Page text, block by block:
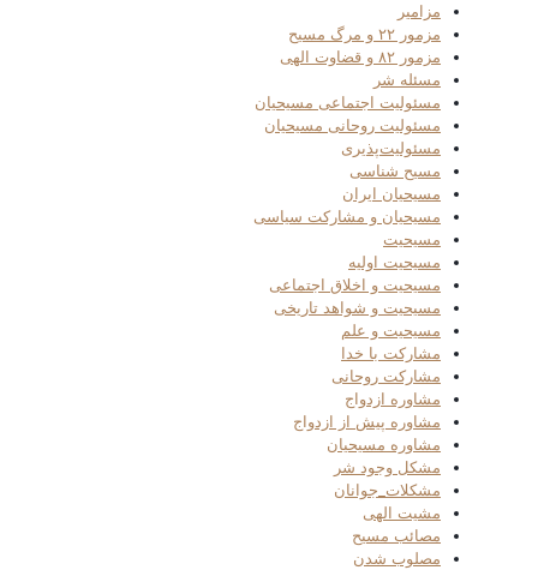
مزامیر
مزمور ۲۲ و مرگ مسیح
مزمور ۸۲ و قضاوت الهی
مسئله شر
مسئولیت اجتماعی مسیحیان
مسئولیت روحانی مسیحیان
مسئولیت‌پذیری
مسیح شناسی
مسیحیان ایران
مسیحیان و مشارکت سیاسی
مسیحیت
مسیحیت اولیه
مسیحیت و اخلاق اجتماعی
مسیحیت و شواهد تاریخی
مسیحیت و علم
مشارکت با خدا
مشارکت روحانی
مشاوره ازدواج
مشاوره پیش از ازدواج
مشاوره مسیحیان
مشکل وجود شر
مشکلات_جوانان
مشیت الهی
مصائب مسیح
مصلوب شدن